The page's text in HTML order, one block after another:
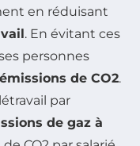
en réduisant
. En évitant ces
personnes
de CO2.
par
de gaz à